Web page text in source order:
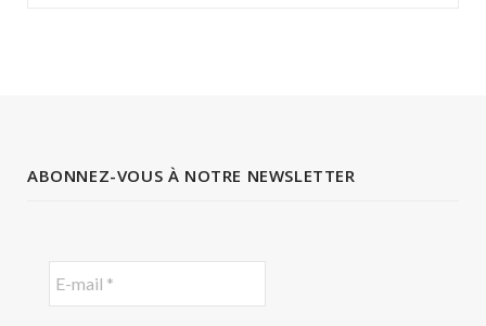
ABONNEZ-VOUS À NOTRE NEWSLETTER